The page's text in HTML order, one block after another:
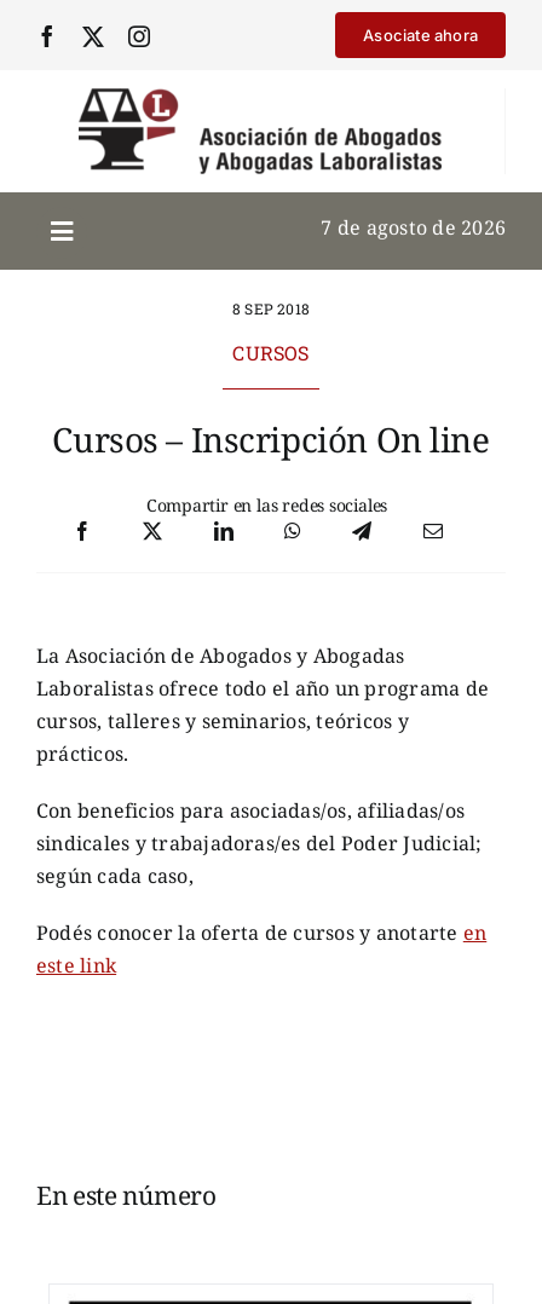
Asociate ahora
7 de agosto de 2026
8 SEP 2018
CURSOS
Cursos – Inscripción On line
Compartir en las redes sociales
La Asociación de Abogados y Abogadas
Laboralistas ofrece todo el año un programa de
cursos, talleres y seminarios, teóricos y
prácticos.
Con beneficios para asociadas/os, afiliadas/os
sindicales y trabajadoras/es del Poder Judicial;
según cada caso,
Podés conocer la oferta de cursos y anotarte en
este link
En este número